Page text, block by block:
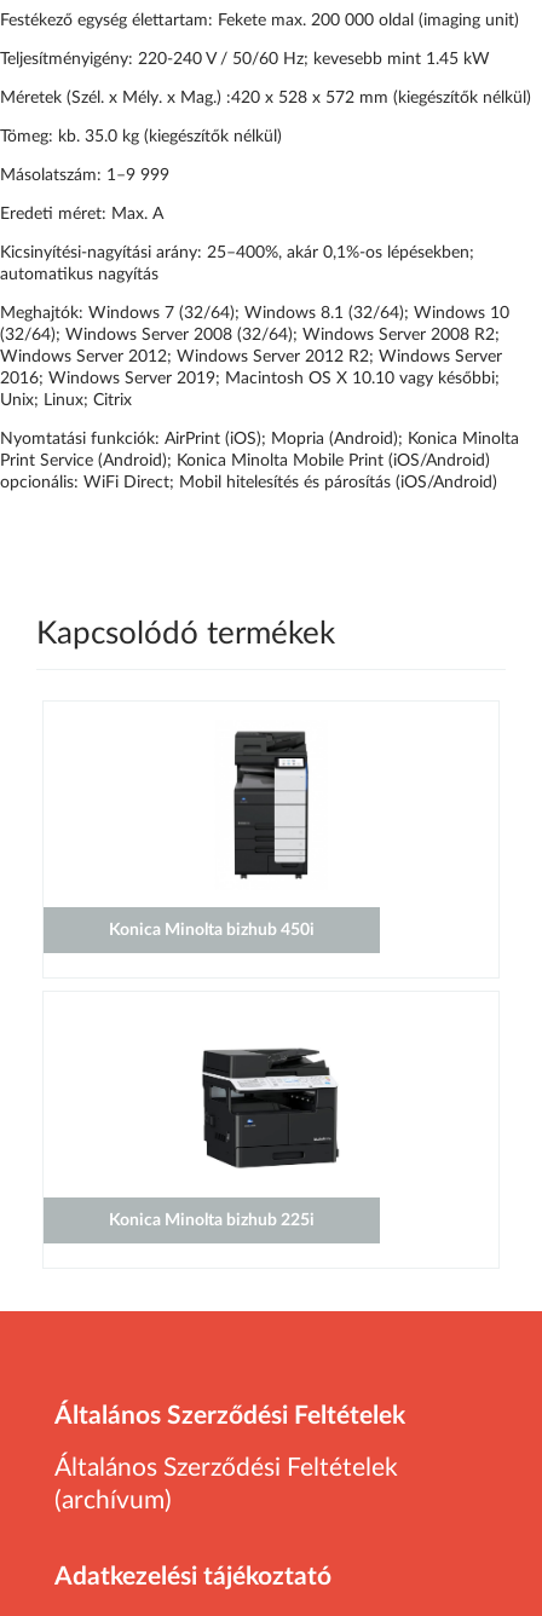
Festékező egység élettartam: Fekete max. 200 000 oldal (imaging unit)
Teljesítményigény: 220-240 V / 50/60 Hz; kevesebb mint 1.45 kW
Méretek (Szél. x Mély. x Mag.) :420 x 528 x 572 mm (kiegészítők nélkül)
Tömeg: kb. 35.0 kg (kiegészítők nélkül)
Másolatszám: 1–9 999
Eredeti méret: Max. A
Kicsinyítési-nagyítási arány: 25–400%, akár 0,1%-os lépésekben;
automatikus nagyítás
Meghajtók: Windows 7 (32/64); Windows 8.1 (32/64); Windows 10
(32/64); Windows Server 2008 (32/64); Windows Server 2008 R2;
Windows Server 2012; Windows Server 2012 R2; Windows Server
2016; Windows Server 2019; Macintosh OS X 10.10 vagy későbbi;
Unix; Linux; Citrix
Nyomtatási funkciók: AirPrint (iOS); Mopria (Android); Konica Minolta
Print Service (Android); Konica Minolta Mobile Print (iOS/Android)
opcionális: WiFi Direct; Mobil hitelesítés és párosítás (iOS/Android)
Kapcsolódó termékek
Konica Minolta bizhub 450i
Konica Minolta bizhub 225i
Általános Szerződési Feltételek
Általános Szerződési Feltételek
(archívum)
Adatkezelési tájékoztató